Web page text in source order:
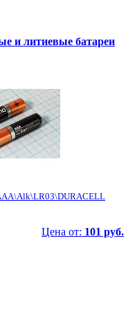
и литиевые батареи
Цена от: 101 руб.